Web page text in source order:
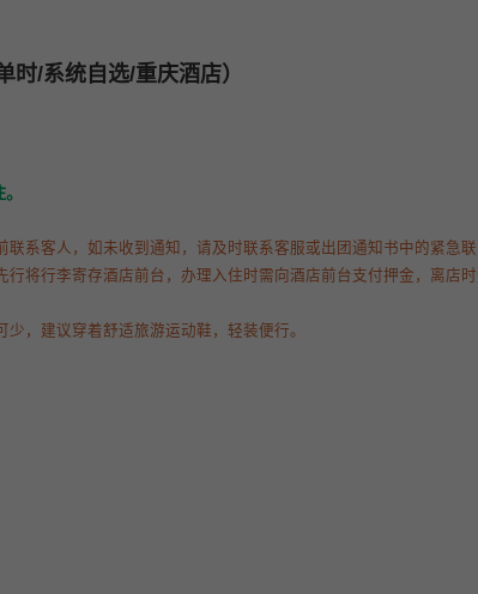
/系统自选/重庆酒店）
系客人，如未收到通知，请及时联系客服或出团通知书中的紧急
将行李寄存酒店前台，办理入住时需向酒店前台支付押金，离店
，建议穿着舒适旅游运动鞋，轻装便行。